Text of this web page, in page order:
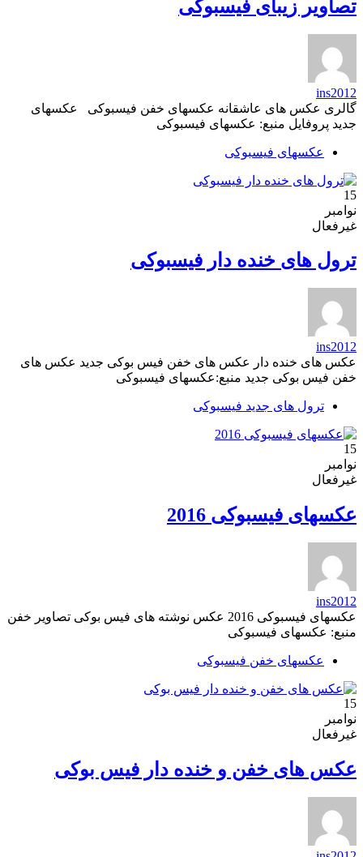
تصاویر زیبای فیسبوکی
ins2012
گالری عکس های عاشقانه عکسهای خفن فیسبوکی عکسهای
جدید پروفایل منبع: عکسهای فیسبوکی
عکسهای فیسبوکی
15
نوامبر
غیرفعال
ترول های خنده دار فیسبوکی
ins2012
عکس های خنده دار عکس های خفن فیس بوکی جدید عکس های
خفن فیس بوکی جدید منبع:عکسهای فیسبوکی
ترول های جدید فیسبوکی
15
نوامبر
غیرفعال
عکسهای فیسبوکی 2016
ins2012
عکسهای فیسبوکی 2016 عکس نوشته های فیس بوکی تصاویر خفن
منبع: عکسهای فیسبوکی
عکسهای خفن فیسبوکی
15
نوامبر
غیرفعال
عکس های خفن و خنده دار فیس بوکی